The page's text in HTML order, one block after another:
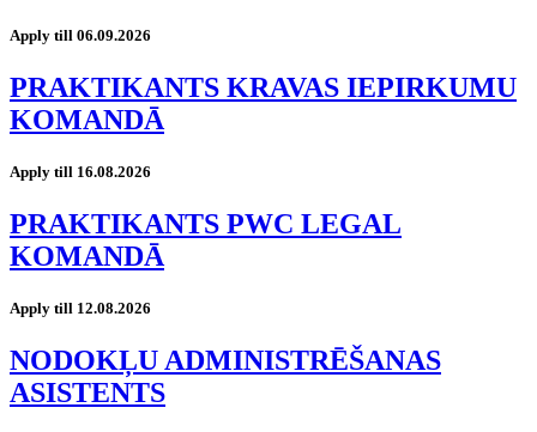
Apply till 06.09.2026
PRAKTIKANTS KRAVAS IEPIRKUMU
KOMANDĀ
Apply till 16.08.2026
PRAKTIKANTS PWC LEGAL
KOMANDĀ
Apply till 12.08.2026
NODOKĻU ADMINISTRĒŠANAS
ASISTENTS